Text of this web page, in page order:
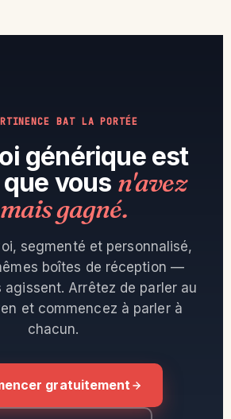
BAT LA PORTÉE
générique est
vous n'avez
gagné.
segmenté et personnalisé,
boîtes de réception —
agissent. Arrêtez de parler au
et commencez à parler à
chacun.
gratuitement